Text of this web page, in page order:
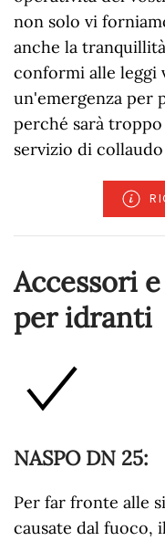
non solo vi
anche la
conformi alle leggi
un'emergenza per
perché sarà
servizio di
Accessori
per idranti
NASPO DN 25:
Per far fronte alle
causate dal fuoco,